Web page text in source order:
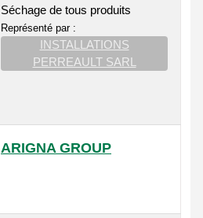
Séchage de tous produits
Représenté par :
INSTALLATIONS
PERREAULT SARL
ARIGNA GROUP